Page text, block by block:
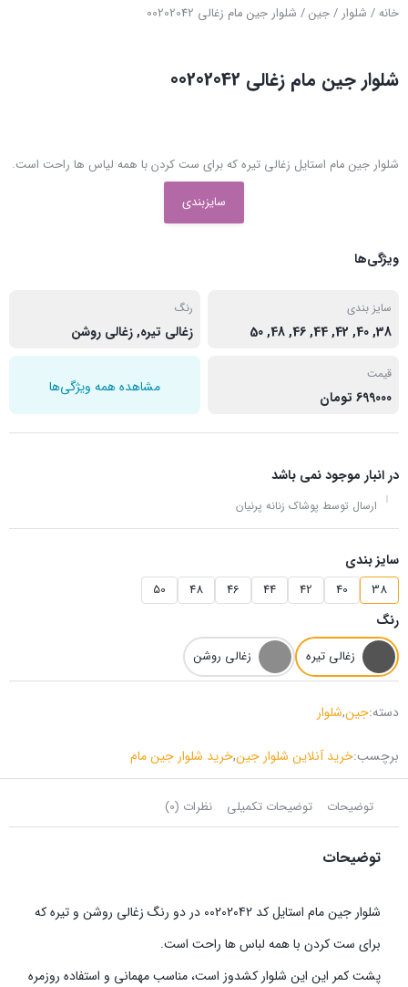
خانه/ شلوار /جین/ شلوار جین مام زغالی 00202042
شلوار جین مام زغالی 00202042
شلوار جین مام استایل زغالی تیره که برای ست کردن با همه لیاس ها راحت است.
سایزبندی
ویژگی‌ها
سایز بندی
38, 40, 42, 44, 46, 48, 50
رنگ
زغالی تیره,زغالی روشن
قیمت
699000 تومان
مشاهده همه ویژگی‌ها
در انبار موجود نمی باشد
ارسال توسط پوشاک زنانه پرنیان
سایز بندی
38
40
42
44
46
48
50
رنگ
زغالی تیره زغالی روشن
دسته:جین,شلوار
برچسب:خرید آنلاین شلوار جین,خرید شلوار جین مام
توضیحات توضیحات تکمیلی نظرات (0)
توضیحات
شلوار جین مام استایل کد 00202042 در دو رنگ زغالی روشن و تیره که
برای ست کردن با همه لباس ها راحت است.
پشت کمر این این شلوار کشدوز است، مناسب مهمانی و استفاده روزمره